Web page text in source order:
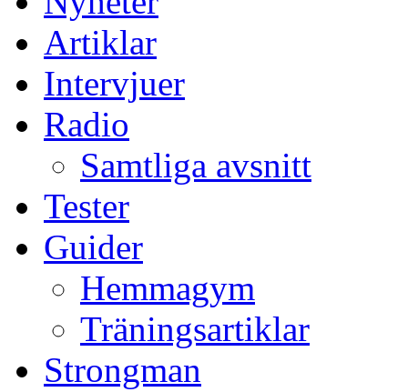
Artiklar
Intervjuer
Radio
Samtliga avsnitt
Tester
Guider
Hemmagym
Träningsartiklar
Strongman